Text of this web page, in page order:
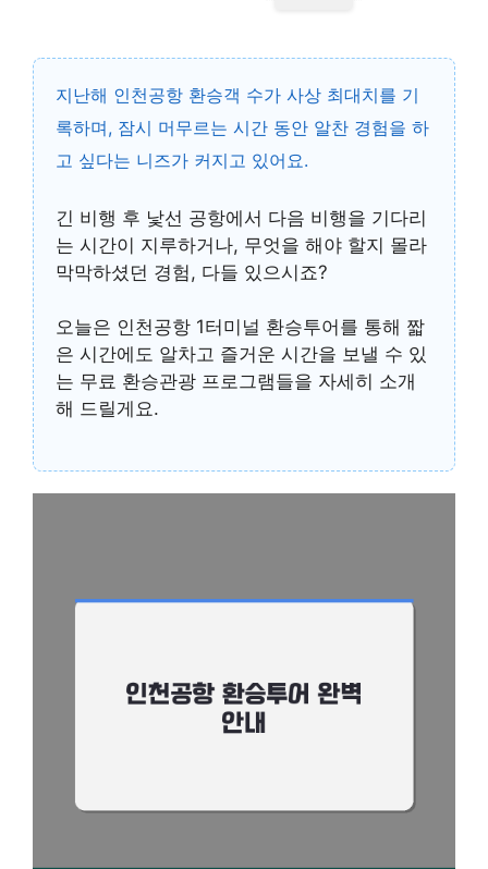
지난해 인천공항 환승객 수가 사상 최대치를 기
록하며, 잠시 머무르는 시간 동안 알찬 경험을 하
고 싶다는 니즈가 커지고 있어요.
긴 비행 후 낯선 공항에서 다음 비행을 기다리
는 시간이 지루하거나, 무엇을 해야 할지 몰라
막막하셨던 경험, 다들 있으시죠?
오늘은 인천공항 1터미널 환승투어 를 통해 짧
은 시간에도 알차고 즐거운 시간을 보낼 수 있
는 무료 환승관광 프로그램들을 자세히 소개
해 드릴게요.